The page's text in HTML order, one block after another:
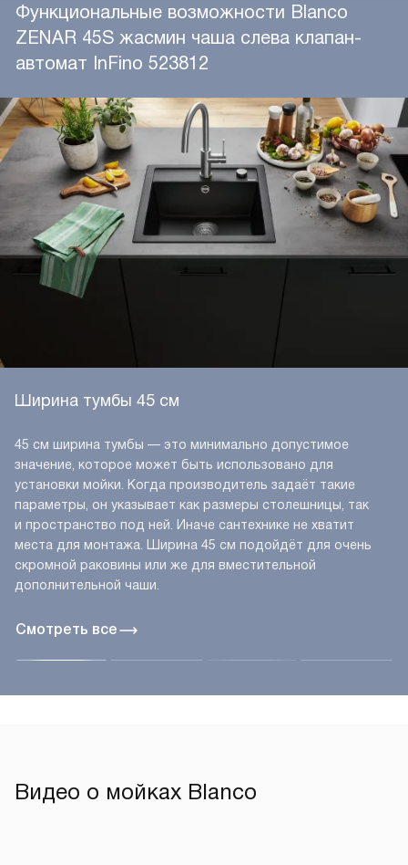
Функциональные возможности Blanco
ZENAR 45S жасмин чаша слева клапан-
автомат InFino 523812
Смотреть все
Ширина тумбы 45 см
45 см ширина тумбы — это минимально допустимое
значение, которое может быть использовано для
установки мойки. Когда производитель задаёт такие
параметры, он указывает как размеры столешницы, так
и пространство под ней. Иначе сантехнике не хватит
места для монтажа. Ширина 45 см подойдёт для очень
скромной раковины или же для вместительной
дополнительной чаши.
Видео о мойках Blanco